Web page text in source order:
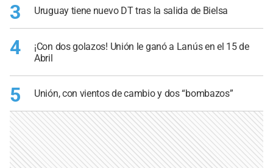
3 Uruguay tiene nuevo DT tras la salida de Bielsa
4
¡Con dos golazos! Unión le ganó a Lanús en el 15 de
Abril
5 Unión, con vientos de cambio y dos “bombazos”